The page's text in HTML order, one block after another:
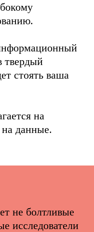
твердый
стоять ваша
на
данные.
не болтливые
исследователи